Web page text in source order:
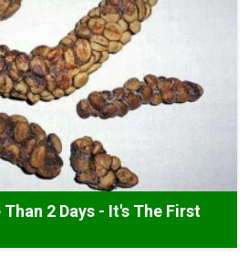
2 Days - It's The First